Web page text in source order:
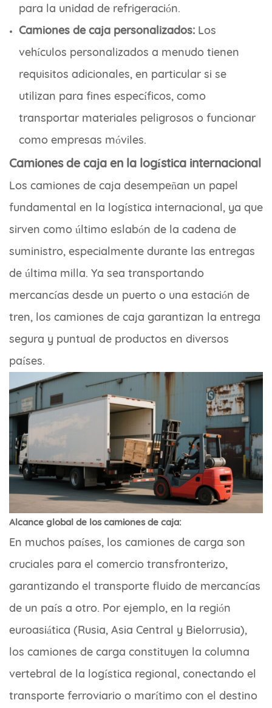
para la unidad de refrigeración.
Camiones de caja personalizados: Los
vehículos personalizados a menudo tienen
requisitos adicionales, en particular si se
utilizan para fines específicos, como
transportar materiales peligrosos o funcionar
como empresas móviles.
Camiones de caja en la logística internacional
Los camiones de caja desempeñan un papel
fundamental en la logística internacional, ya que
sirven como último eslabón de la cadena de
suministro, especialmente durante las entregas
de última milla. Ya sea transportando
mercancías desde un puerto o una estación de
tren, los camiones de caja garantizan la entrega
segura y puntual de productos en diversos
países.
Alcance global de los camiones de caja:
En muchos países, los camiones de carga son
cruciales para el comercio transfronterizo,
garantizando el transporte fluido de mercancías
de un país a otro. Por ejemplo, en la región
euroasiática (Rusia, Asia Central y Bielorrusia),
los camiones de carga constituyen la columna
vertebral de la logística regional, conectando el
transporte ferroviario o marítimo con el destino